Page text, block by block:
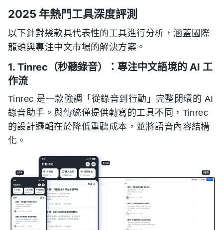
2025 年熱門工具深度評測
以下針對幾款具代表性的工具進行分析，涵蓋國際
龍頭與專注中文市場的解決方案。
1. Tinrec（秒聽錄音）：專注中文語境的 AI 工
作流
Tinrec 是一款強調「從錄音到行動」完整閉環的 AI
錄音助手。與傳統僅提供轉寫的工具不同，Tinrec
的設計邏輯在於降低重聽成本，並將語音內容結構
化。